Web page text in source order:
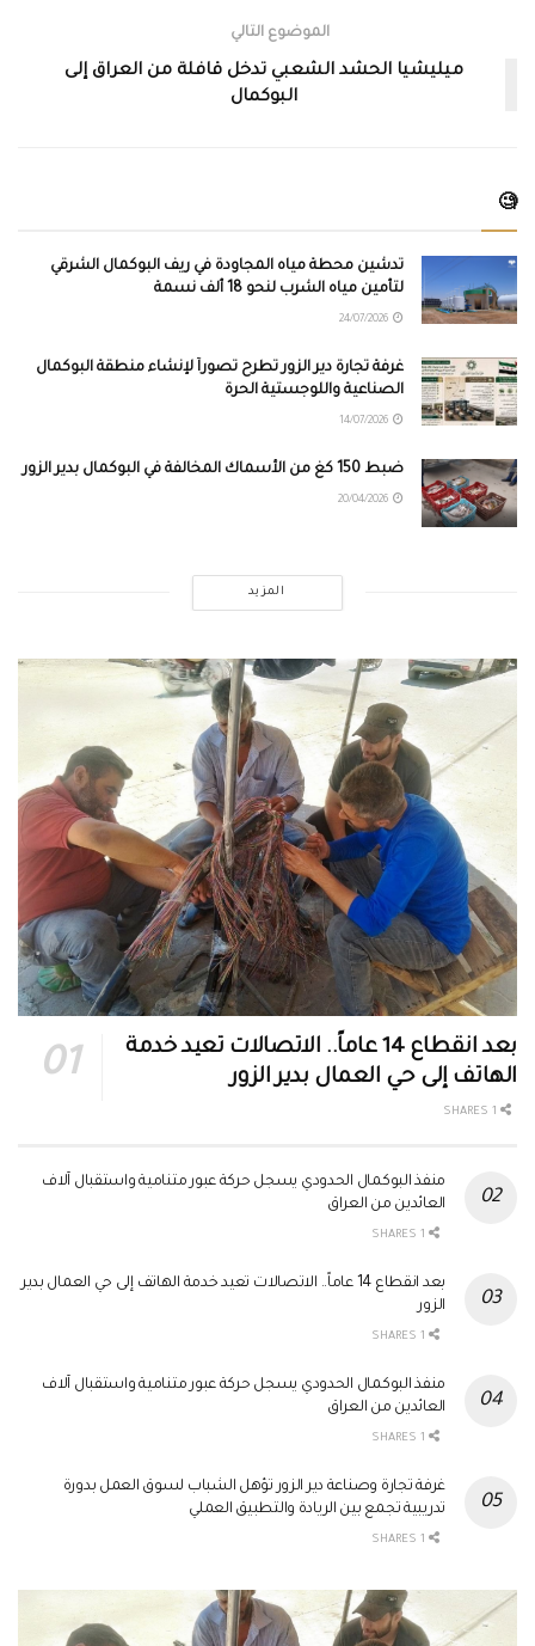
الموضوع التالي
ميليشيا الحشد الشعبي تدخل قافلة من العراق إلى
البوكمال
🧐
تدشين محطة مياه المجاودة في ريف البوكمال الشرقي
لتأمين مياه الشرب لنحو 18 ألف نسمة
غرفة تجارة دير الزور تطرح تصوراً لإنشاء منطقة البوكمال
الصناعية واللوجستية الحرة
ضبط 150 كغ من الأسماك المخالفة في البوكمال بدير الزور
المزيد
بعد انقطاع 14 عاماً.. الاتصالات تعيد خدمة
الهاتف إلى حي العمال بدير الزور
منفذ البوكمال الحدودي يسجل حركة عبور متنامية واستقبال آلاف
العائدين من العراق
بعد انقطاع 14 عاماً.. الاتصالات تعيد خدمة الهاتف إلى حي العمال بدير
الزور
منفذ البوكمال الحدودي يسجل حركة عبور متنامية واستقبال آلاف
العائدين من العراق
غرفة تجارة وصناعة دير الزور تؤهل الشباب لسوق العمل بدورة
تدريبية تجمع بين الريادة والتطبيق العملي